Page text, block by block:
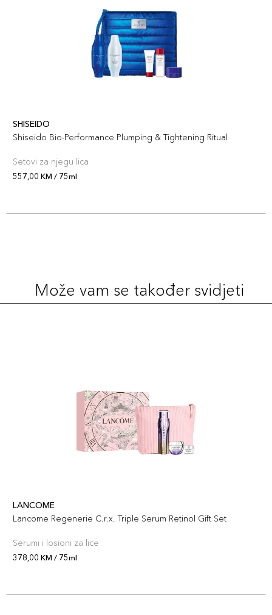
SHISEIDO
Shiseido Bio-Performance Plumping & Tightening Ritual
Setovi za njegu lica
557,00 KM / 75ml
Može vam se također svidjeti
LANCOME
Lancome Regenerie C.r.x. Triple Serum Retinol Gift Set
Serumi i losioni za lice
378,00 KM / 75ml